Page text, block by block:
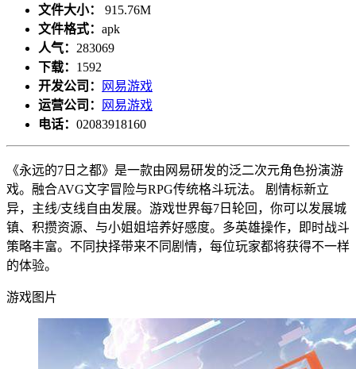
文件大小： 915.76M
文件格式： apk
人气： 283069
下载： 1592
开发公司：
网易游戏
运营公司：
网易游戏
电话： 02083918160
《永远的7日之都》是一款由网易研发的泛二次元角色扮演游
戏。融合AVG文字冒险与RPG传统格斗玩法。 剧情标新立
异，主线/支线自由发展。游戏世界每7日轮回，你可以发展城
镇、积攒资源、与小姐姐培养好感度。多英雄操作，即时战斗
策略丰富。不同抉择带来不同剧情，每位玩家都将获得不一样
的体验。
游戏图片